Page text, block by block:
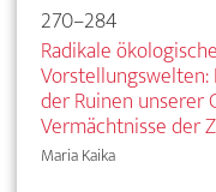
270–284
Radikale ökologische
der Ruinen unserer
Vermächtnisse der
Maria Kaika